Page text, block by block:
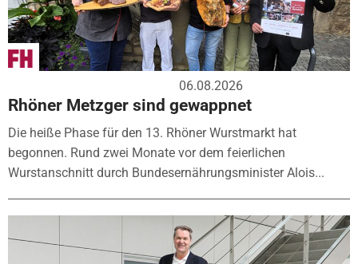
06.08.2026
Rhöner Metzger sind gewappnet
Die heiße Phase für den 13. Rhöner Wurstmarkt hat
begonnen. Rund zwei Monate vor dem feierlichen
Wurstanschnitt durch Bundesernährungsminister Alois...